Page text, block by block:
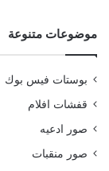
موضوعات متنوعة
بوستات فيس بوك
قفشات افلام
صور ادعيه
صور منقبات